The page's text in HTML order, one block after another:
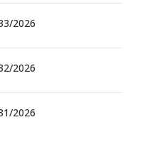
2026
2026
2026